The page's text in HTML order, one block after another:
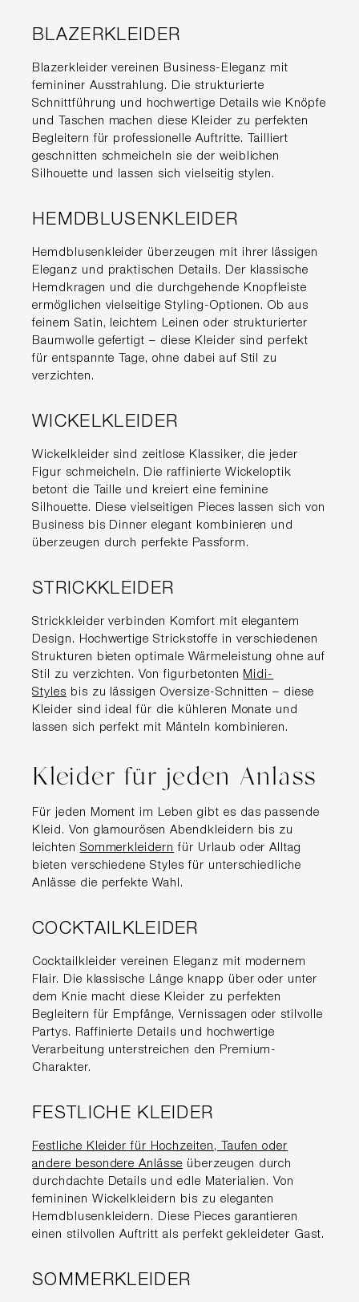
BLAZERKLEIDER
Blazerkleider vereinen Business-Eleganz mit
femininer Ausstrahlung. Die strukturierte
Schnittführung und hochwertige Details wie Knöpfe
und Taschen machen diese Kleider zu perfekten
Begleitern für professionelle Auftritte. Tailliert
geschnitten schmeicheln sie der weiblichen
Silhouette und lassen sich vielseitig stylen.
HEMDBLUSENKLEIDER
Hemdblusenkleider überzeugen mit ihrer lässigen
Eleganz und praktischen Details. Der klassische
Hemdkragen und die durchgehende Knopfleiste
ermöglichen vielseitige Styling-Optionen. Ob aus
feinem Satin, leichtem Leinen oder strukturierter
Baumwolle gefertigt – diese Kleider sind perfekt
für entspannte Tage, ohne dabei auf Stil zu
verzichten.
WICKELKLEIDER
Wickelkleider sind zeitlose Klassiker, die jeder
Figur schmeicheln. Die raffinierte Wickeloptik
betont die Taille und kreiert eine feminine
Silhouette. Diese vielseitigen Pieces lassen sich von
Business bis Dinner elegant kombinieren und
überzeugen durch perfekte Passform.
STRICKKLEIDER
Strickkleider verbinden Komfort mit elegantem
Design. Hochwertige Strickstoffe in verschiedenen
Strukturen bieten optimale Wärmeleistung ohne auf
Stil zu verzichten. Von figurbetonten Midi-
Styles bis zu lässigen Oversize-Schnitten – diese
Kleider sind ideal für die kühleren Monate und
lassen sich perfekt mit Mänteln kombinieren.
Kleider für jeden Anlass
Für jeden Moment im Leben gibt es das passende
Kleid. Von glamourösen Abendkleidern bis zu
leichten Sommerkleidern für Urlaub oder Alltag
bieten verschiedene Styles für unterschiedliche
Anlässe die perfekte Wahl.
COCKTAILKLEIDER
Cocktailkleider vereinen Eleganz mit modernem
Flair. Die klassische Länge knapp über oder unter
dem Knie macht diese Kleider zu perfekten
Begleitern für Empfänge, Vernissagen oder stilvolle
Partys. Raffinierte Details und hochwertige
Verarbeitung unterstreichen den Premium-
Charakter.
FESTLICHE KLEIDER
Festliche Kleider für Hochzeiten, Taufen oder
andere besondere Anlässe überzeugen durch
durchdachte Details und edle Materialien. Von
femininen Wickelkleidern bis zu eleganten
Hemdblusenkleidern. Diese Pieces garantieren
einen stilvollen Auftritt als perfekt gekleideter Gast.
SOMMERKLEIDER